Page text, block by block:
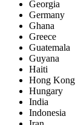
Georgia
Germany
Ghana
Greece
Guatemala
Guyana
Haiti
Hong Kong
Hungary
India
Indonesia